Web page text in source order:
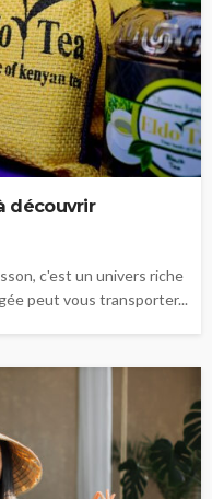
découvrir
c'est un univers riche
peut vous transporter...